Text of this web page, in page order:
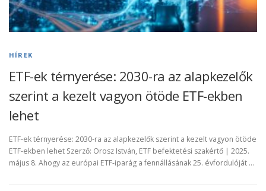
HÍREK
ETF-ek térnyerése: 2030-ra az alapkezelők
szerint a kezelt vagyon ötöde ETF-ekben
lehet
ETF-ek térnyerése: 2030-ra az alapkezelők szerint a kezelt vagyon ötöde
ETF-ekben lehet Szerző: Orosz István, ETF befektetési szakértő | 2025.
május 8. Ahogy az európai ETF-iparág a fennállásának 25. évfordulóját …